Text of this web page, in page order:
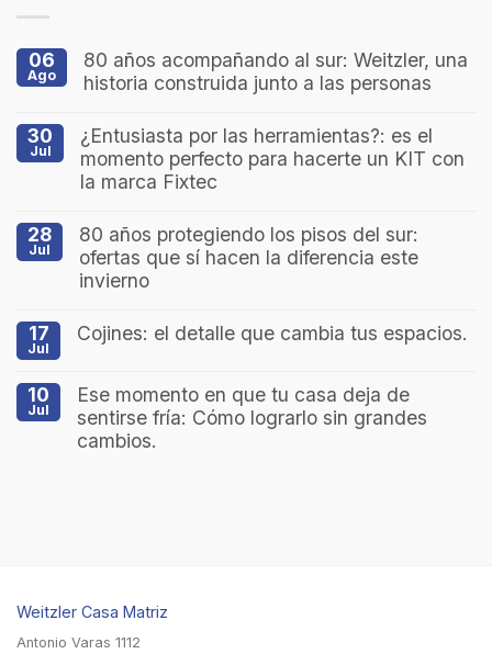
06
Ago
80 años acompañando al sur: Weitzler, una
historia construida junto a las personas
30
Jul
¿Entusiasta por las herramientas?: es el
momento perfecto para hacerte un KIT con
la marca Fixtec
28
Jul
80 años protegiendo los pisos del sur:
ofertas que sí hacen la diferencia este
invierno
17
Jul
Cojines: el detalle que cambia tus espacios.
10
Jul
Ese momento en que tu casa deja de
sentirse fría: Cómo lograrlo sin grandes
cambios.
Weitzler Casa Matriz
Antonio Varas 1112